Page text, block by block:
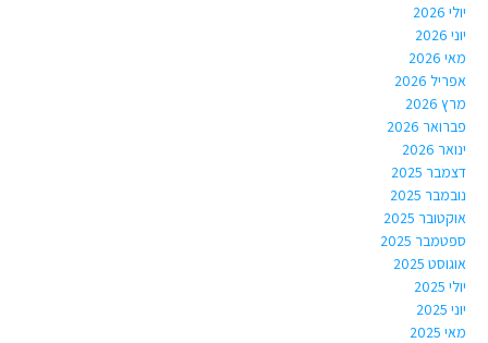
יולי 2026
יוני 2026
מאי 2026
אפריל 2026
מרץ 2026
פברואר 2026
ינואר 2026
דצמבר 2025
נובמבר 2025
אוקטובר 2025
ספטמבר 2025
אוגוסט 2025
יולי 2025
יוני 2025
מאי 2025